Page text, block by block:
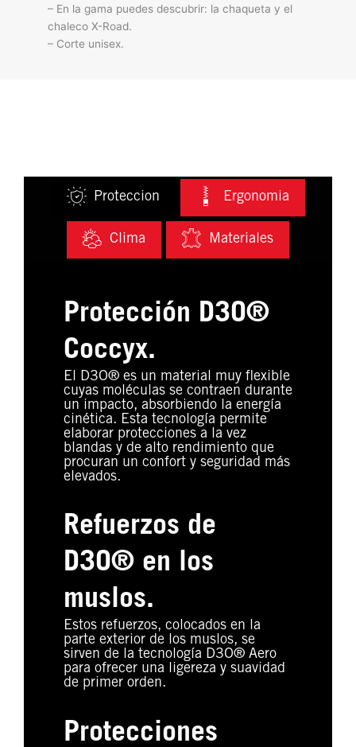
– En la gama puedes descubrir: la chaqueta y el
chaleco X-Road.
– Corte unisex.
Proteccion Ergonomia
Clima Materiales
Protección D3O®
Coccyx.
El D3O® es un material muy flexible
cuyas moléculas se contraen durante
un impacto, absorbiendo la energía
cinética. Esta tecnología permite
elaborar protecciones a la vez
blandas y de alto rendimiento que
procuran un confort y seguridad más
elevados.
Refuerzos de
D3O® en los
muslos.
Estos refuerzos, colocados en la
parte exterior de los muslos, se
sirven de la tecnología D3O® Aero
para ofrecer una ligereza y suavidad
de primer orden.
Protecciones